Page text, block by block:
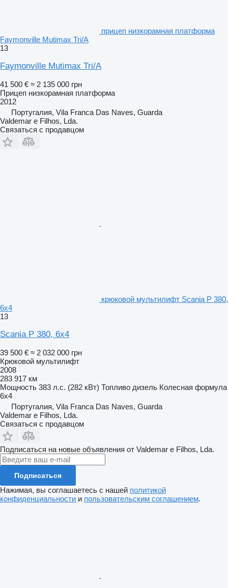
прицеп низкорамная платформа
Faymonville Mutimax Tri/A
13
Faymonville Mutimax Tri/A
41 500 € ≈ 2 135 000 грн
Прицеп низкорамная платформа
2012
Португалия, Vila Franca Das Naves, Guarda
Valdemar e Filhos, Lda.
Связаться с продавцом
крюковой мультилифт Scania P 380,
6x4
13
Scania P 380, 6x4
39 500 € ≈ 2 032 000 грн
Крюковой мультилифт
2008
283 917 км
Мощность 383 л.с. (282 кВт) Топливо дизель Колесная формула
6x4
Португалия, Vila Franca Das Naves, Guarda
Valdemar e Filhos, Lda.
Связаться с продавцом
Подписаться на новые объявления от Valdemar e Filhos, Lda.
Подписаться
Нажимая, вы соглашаетесь с нашей политикой
конфиденциальности и пользовательским соглашением.